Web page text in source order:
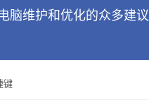
脑维护和优化的众多建议
键